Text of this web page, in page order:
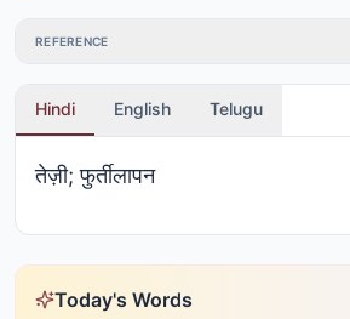
REFERENCE
Hindi English Telugu
तेज़ी; फुर्तीलापन
Today's Words